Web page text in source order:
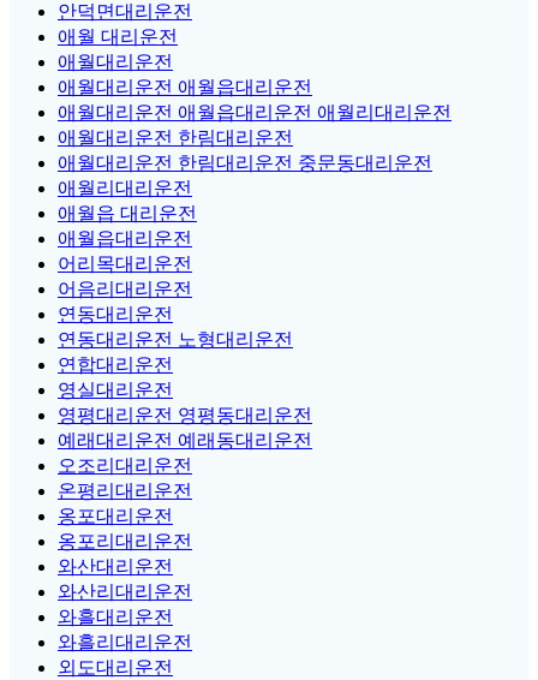
안덕면대리운전
애월 대리운전
애월대리운전
애월대리운전 애월읍대리운전
애월대리운전 애월읍대리운전 애월리대리운전
애월대리운전 한림대리운전
애월대리운전 한림대리운전 중문동대리운전
애월리대리운전
애월읍 대리운전
애월읍대리운전
어리목대리운전
어음리대리운전
연동대리운전
연동대리운전 노형대리운전
연합대리운전
영실대리운전
영평대리운전 영평동대리운전
예래대리운전 예래동대리운전
오조리대리운전
온평리대리운전
옹포대리운전
옹포리대리운전
와산대리운전
와산리대리운전
와흘대리운전
와흘리대리운전
외도대리운전